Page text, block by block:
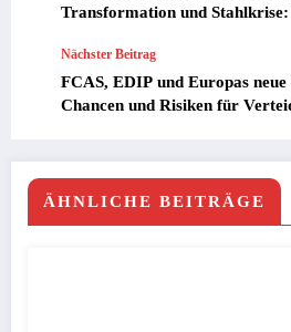
Transformation und
Nächster Beitrag
FCAS, EDIP und Europas neue
Chancen und Risiken für
ÄHNLICHE BEITRÄGE